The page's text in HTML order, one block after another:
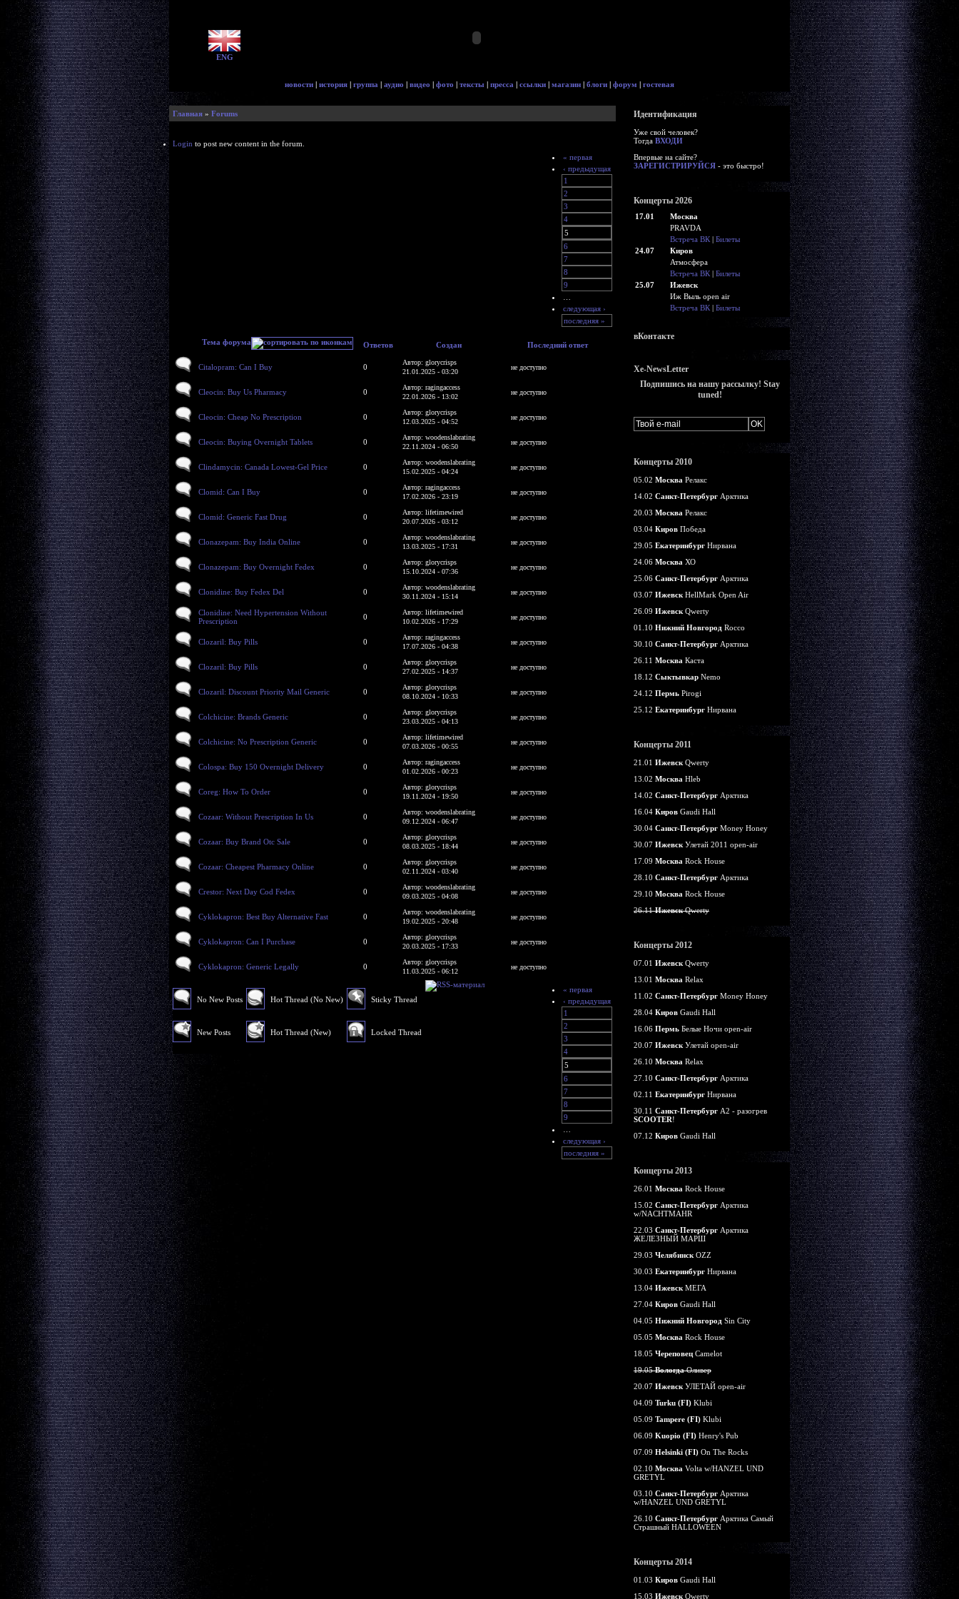
ENG
новости | история | группа | аудио | видео | фото | тексты | пресса | ссылки | магазин | блоги | форум | гостевая
Главная » Forums
Login to post new content in the forum.
« первая
‹ предыдущая
1
2
3
4
5
6
7
8
9
следующая ›
последняя »
Тема форума Ответов Создан Последний ответ
Citalopram: Can I Buy 0
Автор: glorycrisps
21.01.2025 - 03:20
не доступно
Cleocin: Buy Us Pharmacy 0
Автор: ragingaccess
22.01.2026 - 13:02
не доступно
Cleocin: Cheap No Prescription 0
Автор: glorycrisps
12.03.2025 - 04:52
не доступно
Cleocin: Buying Overnight Tablets 0
Автор: woodenslabrating
22.11.2024 - 06:50
не доступно
Clindamycin: Canada Lowest-Gel Price 0
Автор: woodenslabrating
15.02.2025 - 04:24
не доступно
Clomid: Can I Buy 0
Автор: ragingaccess
17.02.2026 - 23:19
не доступно
Clomid: Generic Fast Drug 0
Автор: lifetimewired
20.07.2026 - 03:12
не доступно
Clonazepam: Buy India Online 0
Автор: woodenslabrating
13.03.2025 - 17:31
не доступно
Clonazepam: Buy Overnight Fedex 0
Автор: glorycrisps
15.10.2024 - 07:36
не доступно
Clonidine: Buy Fedex Del 0
Автор: woodenslabrating
30.11.2024 - 15:14
не доступно
Clonidine: Need Hypertension Without
Prescription
0
Автор: lifetimewired
10.02.2026 - 17:29
не доступно
Clozaril: Buy Pills 0
Автор: ragingaccess
17.07.2026 - 04:38
не доступно
Clozaril: Buy Pills 0
Автор: glorycrisps
27.02.2025 - 14:37
не доступно
Clozaril: Discount Priority Mail Generic 0
Автор: glorycrisps
08.10.2024 - 10:33
не доступно
Colchicine: Brands Generic 0
Автор: glorycrisps
23.03.2025 - 04:13
не доступно
Colchicine: No Prescription Generic 0
Автор: lifetimewired
07.03.2026 - 00:55
не доступно
Colospa: Buy 150 Overnight Delivery 0
Автор: ragingaccess
01.02.2026 - 00:23
не доступно
Coreg: How To Order 0
Автор: glorycrisps
19.11.2024 - 19:50
не доступно
Cozaar: Without Prescription In Us 0
Автор: woodenslabrating
09.12.2024 - 06:47
не доступно
Cozaar: Buy Brand Otc Sale 0
Автор: glorycrisps
08.03.2025 - 18:44
не доступно
Cozaar: Cheapest Pharmacy Online 0
Автор: glorycrisps
02.11.2024 - 03:40
не доступно
Crestor: Next Day Cod Fedex 0
Автор: woodenslabrating
09.03.2025 - 04:08
не доступно
Cyklokapron: Best Buy Alternative Fast 0
Автор: woodenslabrating
19.02.2025 - 20:48
не доступно
Cyklokapron: Can I Purchase 0
Автор: glorycrisps
20.03.2025 - 17:33
не доступно
Cyklokapron: Generic Legally 0
Автор: glorycrisps
11.03.2025 - 06:12
не доступно
No New Posts
New Posts
Hot Thread (No New)
Hot Thread (New)
Sticky Thread
Locked Thread
« первая
‹ предыдущая
1
2
3
4
5
6
7
8
9
следующая ›
последняя »
Идентификация
Уже свой человек?
Тогда ВХОДИ
Впервые на сайте?
ЗАРЕГИСТРИРУЙСЯ - это быстро!
Концерты 2026
17.01
Москва
PRAVDA
Встреча ВК | Билеты
24.07
Киров
Атмосфера
Встреча ВК | Билеты
25.07
Ижевск
Иж Выль open air
Встреча ВК | Билеты
вКонтакте
Xe-NewsLetter
Подпишись на нашу рассылку! Stay
tuned!
Концерты 2010
05.02 Москва Релакс
14.02 Санкт-Петербург Арктика
20.03 Москва Релакс
03.04 Киров Победа
29.05 Екатеринбург Нирвана
24.06 Москва ХО
25.06 Санкт-Петербург Арктика
03.07 Ижевск HellMark Open Air
26.09 Ижевск Qwerty
01.10 Нижний Новгород Rocco
30.10 Санкт-Петербург Арктика
26.11 Москва Каста
18.12 Сыктывкар Nemo
24.12 Пермь Pirogi
25.12 Екатеринбург Нирвана
Концерты 2011
21.01 Ижевск Qwerty
13.02 Москва Hleb
14.02 Санкт-Петербург Арктика
16.04 Киров Gaudi Hall
30.04 Санкт-Петербург Money Honey
30.07 Ижевск Улетай 2011 open-air
17.09 Москва Rock House
28.10 Санкт-Петербург Арктика
29.10 Москва Rock House
26.11ИжевскQwerty
Концерты 2012
07.01 Ижевск Qwerty
13.01 Москва Relax
11.02 Санкт-Петербург Money Honey
28.04 Киров Gaudi Hall
16.06 Пермь Белые Ночи open-air
20.07 Ижевск Улетай open-air
26.10 Москва Relax
27.10 Санкт-Петербург Арктика
02.11 Екатеринбург Нирвана
30.11 Санкт-Петербург А2 - разогрев
SCOOTER!
07.12 Киров Gaudi Hall
Концерты 2013
26.01 Москва Rock House
15.02 Санкт-Петербург Арктика
w/NACHTMAHR
22.03 Санкт-Петербург Арктика
ЖЕЛЕЗНЫЙ МАРШ
29.03 Челябинск OZZ
30.03 Екатеринбург Нирвана
13.04 Ижевск МЕГА
27.04 Киров Gaudi Hall
04.05 Нижний Новгород Sin City
05.05 Москва Rock House
18.05 Череповец Camelot
19.05ВологдаОливер
20.07 Ижевск УЛЕТАЙ open-air
04.09 Turku (FI) Klubi
05.09 Tampere (FI) Klubi
06.09 Kuopio (FI) Henry's Pub
07.09 Helsinki (FI) On The Rocks
02.10 Москва Volta w/HANZEL UND
GRETYL
03.10 Санкт-Петербург Арктика
w/HANZEL UND GRETYL
26.10 Санкт-Петербург Арктика Самый
Страшный HALLOWEEN
Концерты 2014
01.03 Киров Gaudi Hall
15.03 Ижевск Qwerty